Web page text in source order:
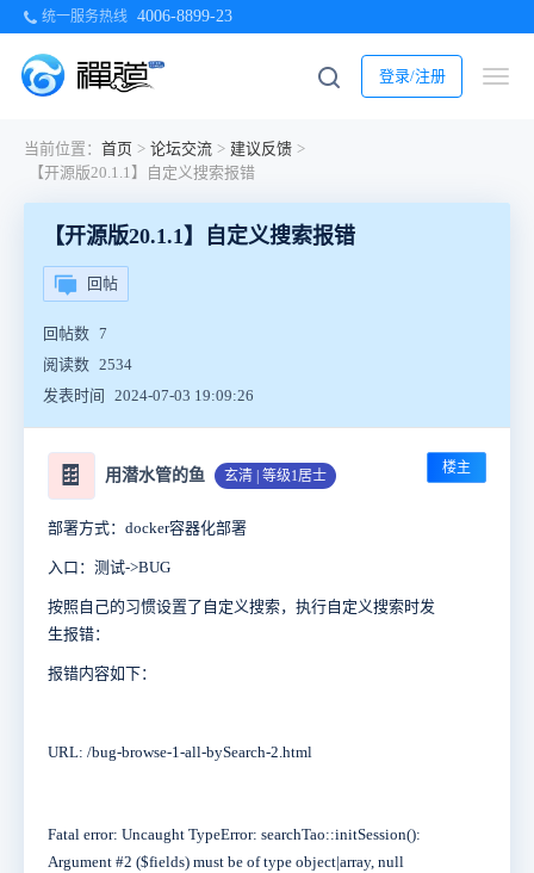
统一服务热线 4006-8899-23
登录/注册
当前位置： 首页 > 论坛交流 > 建议反馈 >
【开源版20.1.1】自定义搜索报错
【开源版20.1.1】自定义搜索报错
回帖
回帖数 7
阅读数 2534
发表时间
2024-07-03 19:09:26
🍫 用潜水管的鱼 玄清 | 等级1居士 楼主
部署方式：docker容器化部署
入口：测试->BUG
按照自己的习惯设置了自定义搜索，执行自定义搜索时发
生报错：
报错内容如下：
URL: /bug-browse-1-all-bySearch-2.html
Fatal error: Uncaught TypeError: searchTao::initSession():
Argument #2 ($fields) must be of type object|array, null